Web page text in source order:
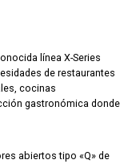
línea X-Series
de restaurantes
cocinas
gastronómica donde
abiertos tipo «Q» de